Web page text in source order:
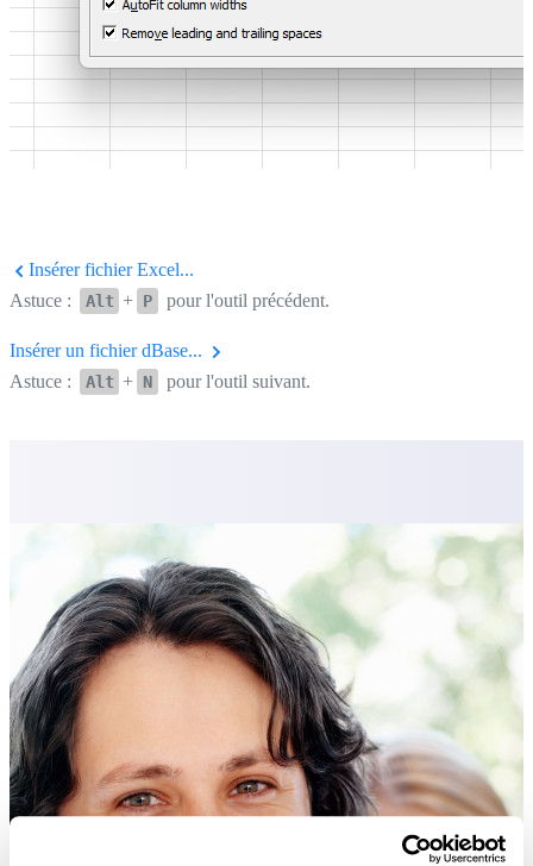
Insérer fichier Excel...
Astuce :
Alt + P pour l'outil précédent.
Insérer un fichier dBase...
Astuce :
Alt + N pour l'outil suivant.